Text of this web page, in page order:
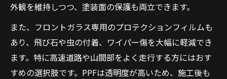
外観を維持しつつ、塗装面の保護も両立できます。
また、フロントガラス専用のプロテクションフィルムも
あり、飛び石や虫の付着、ワイパー傷を大幅に軽減でき
ます。特に高速道路や山間部をよく走行する方にはおす
すめの選択肢です。PPFは透明度が高いため、施工後も